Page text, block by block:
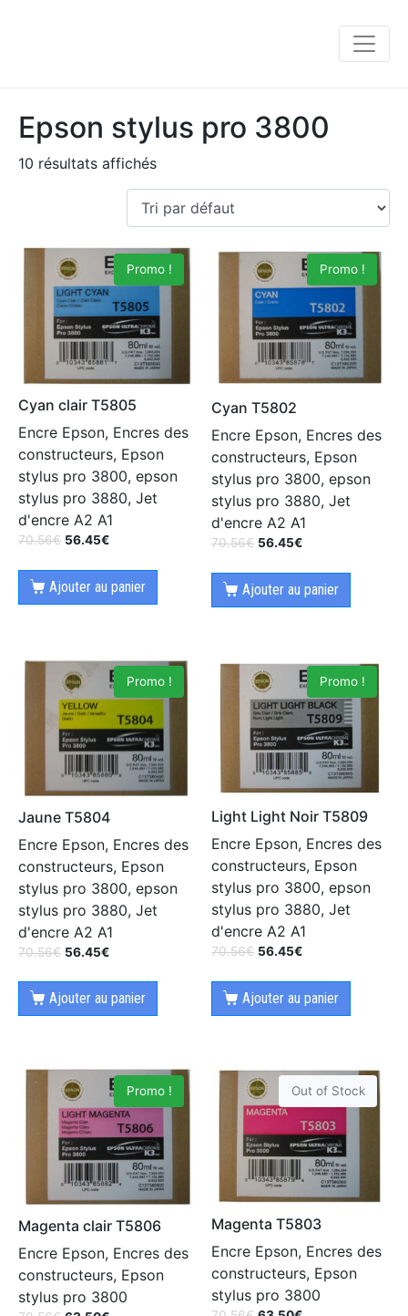
Epson stylus pro 3800
10 résultats affichés
Promo !
Cyan clair T5805
Encre Epson, Encres des
constructeurs, Epson
stylus pro 3800, epson
stylus pro 3880, Jet
d'encre A2 A1
70.56€ 56.45€
Ajouter au panier
Promo !
Cyan T5802
Encre Epson, Encres des
constructeurs, Epson
stylus pro 3800, epson
stylus pro 3880, Jet
d'encre A2 A1
70.56€ 56.45€
Ajouter au panier
Promo !
Jaune T5804
Encre Epson, Encres des
constructeurs, Epson
stylus pro 3800, epson
stylus pro 3880, Jet
d'encre A2 A1
70.56€ 56.45€
Ajouter au panier
Promo !
Light Light Noir T5809
Encre Epson, Encres des
constructeurs, Epson
stylus pro 3800, epson
stylus pro 3880, Jet
d'encre A2 A1
70.56€ 56.45€
Ajouter au panier
Promo !
Magenta clair T5806
Encre Epson, Encres des
constructeurs, Epson
stylus pro 3800
Out of Stock
Magenta T5803
Encre Epson, Encres des
constructeurs, Epson
stylus pro 3800